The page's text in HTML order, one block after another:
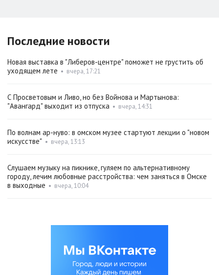
Последние новости
Новая выставка в "Либеров-центре" поможет не грустить об
уходящем лете • вчера, 17:21
С Просветовым и Ливо, но без Войнова и Мартынова:
"Авангард" выходит из отпуска • вчера, 14:31
По волнам ар-нуво: в омском музее стартуют лекции о "новом
искусстве" • вчера, 13:13
Слушаем музыку на пикнике, гуляем по альтернативному
городу, лечим любовные расстройства: чем заняться в Омске
в выходные • вчера, 10:04